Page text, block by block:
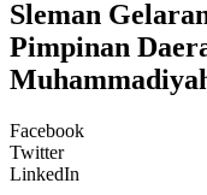
Sleman
Pimpinan
Facebook
Twitter
LinkedIn